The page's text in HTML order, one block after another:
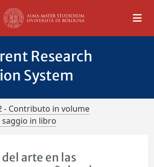
Research
System
- Contributo in volume
saggio in libro
arte en las